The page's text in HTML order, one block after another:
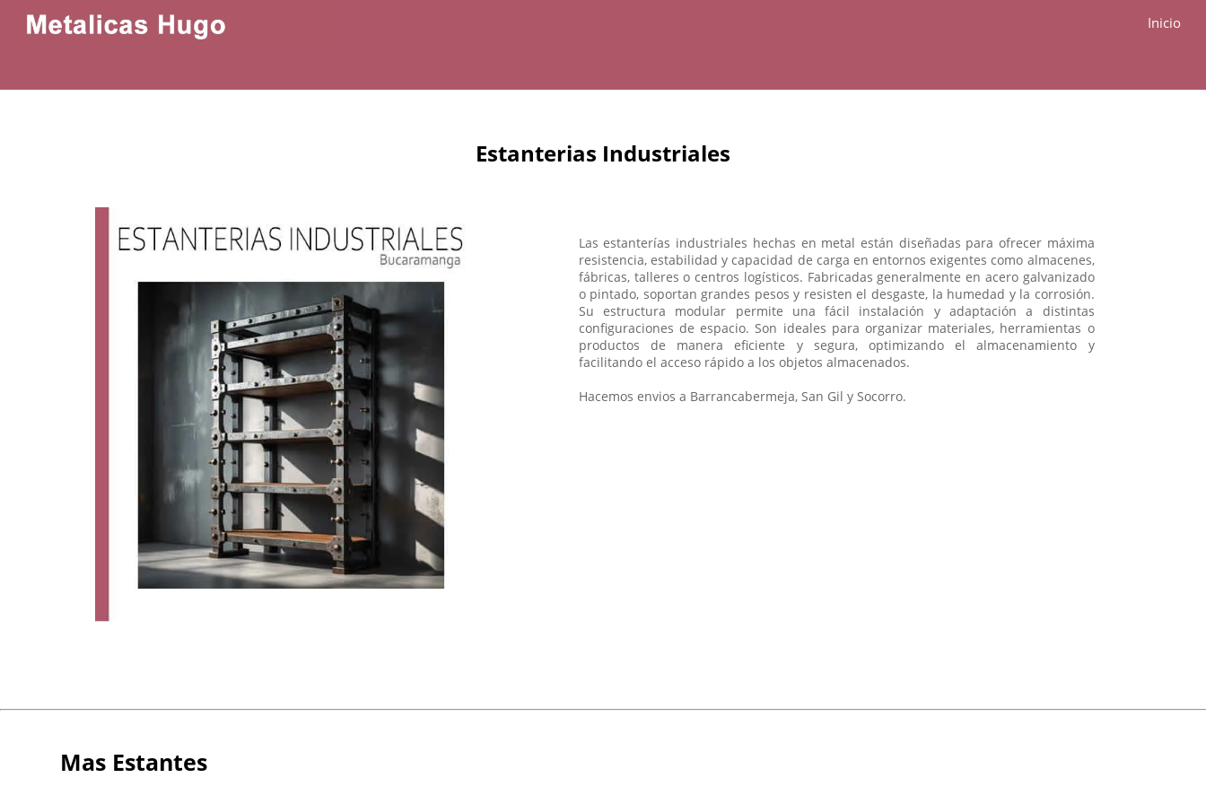
Inicio
Estanterias Industriales
Las estanterías industriales hechas en metal están diseñadas para ofrecer máxima
resistencia, estabilidad y capacidad de carga en entornos exigentes como almacenes,
fábricas, talleres o centros logísticos. Fabricadas generalmente en acero galvanizado
o pintado, soportan grandes pesos y resisten el desgaste, la humedad y la corrosión.
Su estructura modular permite una fácil instalación y adaptación a distintas
configuraciones de espacio. Son ideales para organizar materiales, herramientas o
productos de manera eficiente y segura, optimizando el almacenamiento y
facilitando el acceso rápido a los objetos almacenados.
Hacemos envios a Barrancabermeja, San Gil y Socorro.
Mas Estantes